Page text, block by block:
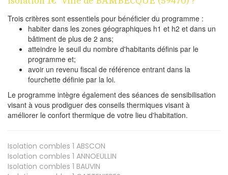
Trois critères sont essentiels pour bénéficier du programme :
habiter dans les zones géographiques h1 et h2 et dans un
bâtiment de plus de 2 ans;
atteindre le seuil du nombre d'habitants définis par le
programme et;
avoir un revenu fiscal de référence entrant dans la
fourchette définie par la loi.
Le programme intègre également des séances de sensibilisation
visant à vous prodiguer des conseils thermiques visant à
améliorer le confort thermique de votre lieu d'habitation.
Isolation combles 1 ABSCON
Isolation combles 1 ANNOEULLIN
Isolation combles 1 BAUVIN